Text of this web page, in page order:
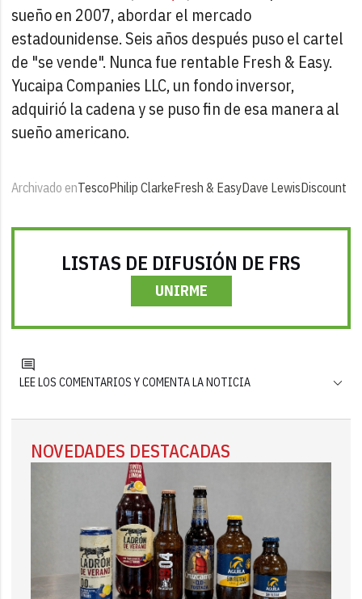
sueño en 2007, abordar el mercado
estadounidense. Seis años después puso el cartel
de "se vende". Nunca fue rentable Fresh & Easy.
Yucaipa Companies LLC, un fondo inversor,
adquirió la cadena y se puso fin de esa manera al
sueño americano.
Archivado enTescoPhilip ClarkeFresh & EasyDave LewisDiscount
LISTAS DE DIFUSIÓN DE FRS
UNIRME
LEE LOS COMENTARIOS Y COMENTA LA NOTICIA
NOVEDADES DESTACADAS